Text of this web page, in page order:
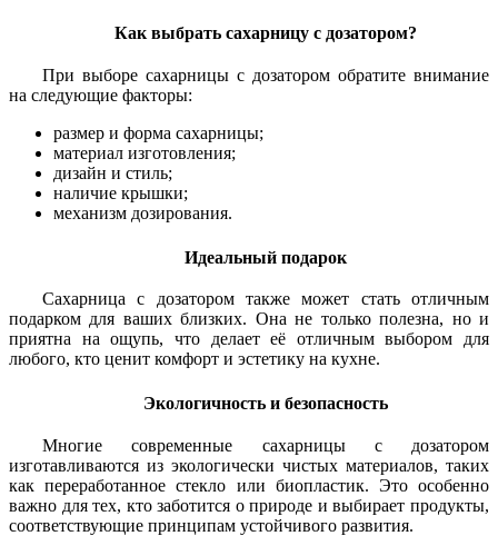
Как выбрать сахарницу с дозатором?
При выборе сахарницы с дозатором обратите внимание
на следующие факторы:
размер и форма сахарницы;
материал изготовления;
дизайн и стиль;
наличие крышки;
механизм дозирования.
Идеальный подарок
Сахарница с дозатором также может стать отличным
подарком для ваших близких. Она не только полезна, но и
приятна на ощупь, что делает её отличным выбором для
любого, кто ценит комфорт и эстетику на кухне.
Экологичность и безопасность
Многие современные сахарницы с дозатором
изготавливаются из экологически чистых материалов, таких
как переработанное стекло или биопластик. Это особенно
важно для тех, кто заботится о природе и выбирает продукты,
соответствующие принципам устойчивого развития.